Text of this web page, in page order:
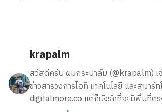
krapalm
สวัสดีครับ ผมกระปาล์ม (@krapalm)
ข่าวสารวงการไอที เทคโนโลยี และสม
digitalmore.co แต่ก็ยังรักที่จะมีพื้นที่ต